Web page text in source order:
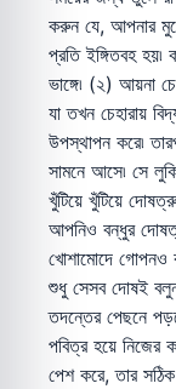
করুন যে, আপনার
প্রতি ইঙ্গিতবহ হয়৷
ভাঙ্গে৷ (২) আয়না
যা তখন চেহারায়
উপস্থাপন করে৷
সামনে আসে৷ সে
খুঁটিয়ে খুঁটিয়ে
আপনিও বন্ধুর
খোশামোদে গোপনও
শুধু সেসব দোষই
তদন্তের পেছনে
পবিত্র হয়ে নিজের
পেশ করে, তার সঠিক